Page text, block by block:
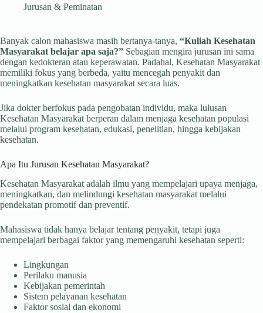
Jurusan & Peminatan
Banyak calon mahasiswa masih bertanya-tanya, “Kuliah Kesehatan
Masyarakat belajar apa saja?” Sebagian mengira jurusan ini sama
dengan kedokteran atau keperawatan. Padahal, Kesehatan Masyarakat
memiliki fokus yang berbeda, yaitu mencegah penyakit dan
meningkatkan kesehatan masyarakat secara luas.
Jika dokter berfokus pada pengobatan individu, maka lulusan
Kesehatan Masyarakat berperan dalam menjaga kesehatan populasi
melalui program kesehatan, edukasi, penelitian, hingga kebijakan
kesehatan.
Apa Itu Jurusan Kesehatan Masyarakat?
Kesehatan Masyarakat adalah ilmu yang mempelajari upaya menjaga,
meningkatkan, dan melindungi kesehatan masyarakat melalui
pendekatan promotif dan preventif.
Mahasiswa tidak hanya belajar tentang penyakit, tetapi juga
mempelajari berbagai faktor yang memengaruhi kesehatan seperti:
Lingkungan
Perilaku manusia
Kebijakan pemerintah
Sistem pelayanan kesehatan
Faktor sosial dan ekonomi